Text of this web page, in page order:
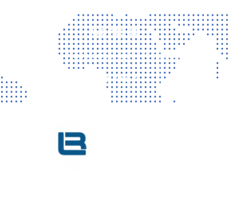
Contact
Vragen? Neem gerust contact met ons op!
CONTACT